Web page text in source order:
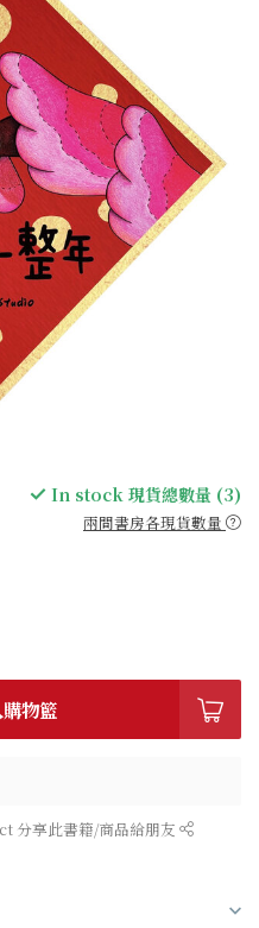
In stock 現貨總數量 (3)
兩間書房各現貨數量
物籃
分享此書籍/商品給朋友